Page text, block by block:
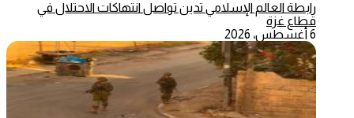
رابطة العالم الإسلامي تدين تواصل انتهاكات الاحتلال في
قطاع غزة
6 أغسطس، 2026